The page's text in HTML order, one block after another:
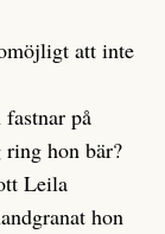
att inte
på
hon bär?
Leila
hon